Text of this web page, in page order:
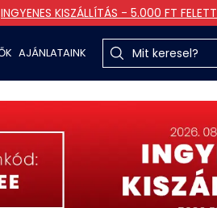
INGYENES KISZÁLLÍTÁS - 5.000 FT FELETT
AJÁNLATAINK